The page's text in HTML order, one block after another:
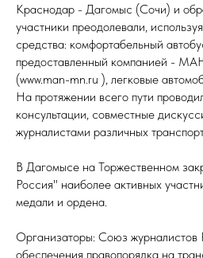
Краснодар - Дагомыс (Сочи) и
участники преодолевали,
средства: комфортабельный
предоставленный компанией -
(www.man-mn.ru ), легковые
На протяжении всего пути
консультации, совместные
журналистами различных
В Дагомысе на Торжественном
Россия" наиболее активных
медали и ордена.
Организаторы: Союз журналистов
обеспечения правопорядка на